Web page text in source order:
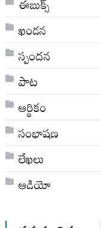
ఖండన
స్పందన
పాట
ఆర్థికం
సంభాషణ
లేఖలు
ఆడియో